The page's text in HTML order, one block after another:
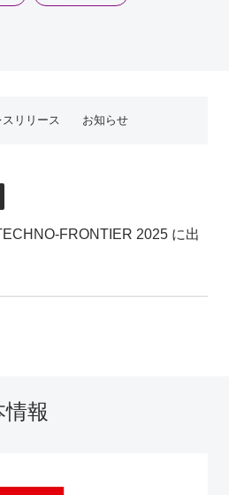
スリリース お知らせ
FRONTIER 2025 に出
FRONTIER 2025 に出
報